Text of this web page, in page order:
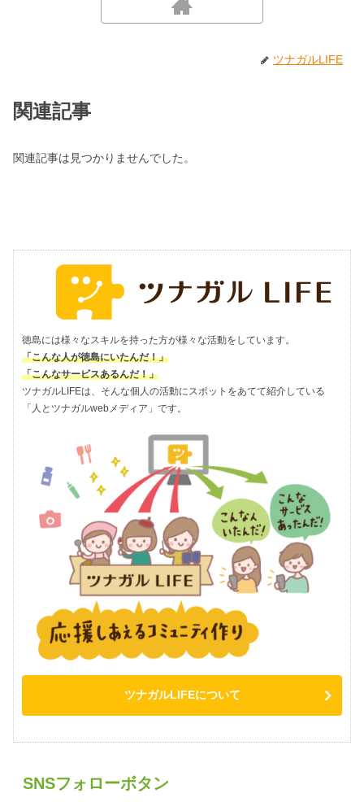
ツナガルLIFE
関連記事
関連記事は見つかりませんでした。
徳島には様々なスキルを持った方が様々な活動をしています。
「こんな人が徳島にいたんだ！」
「こんなサービスあるんだ！」
ツナガルLIFEは、そんな個人の活動にスポットをあてて紹介している
「人とツナガルwebメディア」です。
ツナガルLIFEについて
SNSフォローボタン